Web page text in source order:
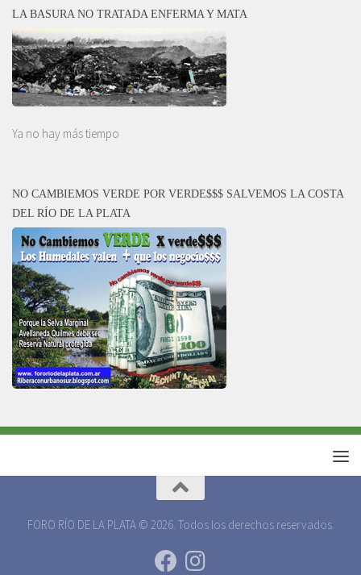
LA BASURA NO TRATADA ENFERMA Y MATA
Ya no hay más tiempo
NO CAMBIEMOS VERDE POR VERDE$$$ SALVEMOS LA COSTA
DEL RÍO DE LA PLATA
FORO RÍO DE LA PLATA © 2026. Todos los derechos reservados.